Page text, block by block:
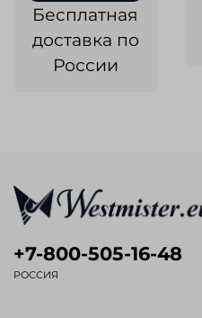
Бесплатная
доставка по
России
+7-800-505-16-48
РОССИЯ